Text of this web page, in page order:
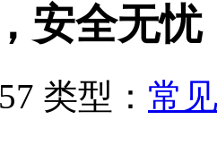
安全无忧
类型： 常